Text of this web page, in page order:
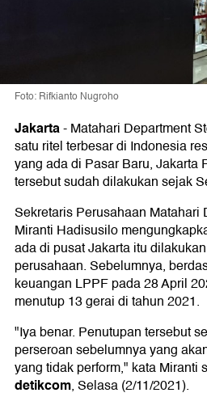
Foto: Rifkianto Nugroho
Jakarta-Matahari Department
satu ritel terbesar di Indonesia
yang ada di Pasar Baru, Jakarta
tersebut sudah dilakukan sejak
Sekretaris Perusahaan Matahari
Miranti Hadisusilo
ada di pusat Jakarta itu
perusahaan. Sebelumnya,
keuangan LPPF pada 28 April
menutup 13 gerai di tahun 2021.
"Iya benar. Penutupan tersebut
perseroan sebelumnya yang
yang tidak perform," kata Miranti
detikcom, Selasa (2/11/2021).